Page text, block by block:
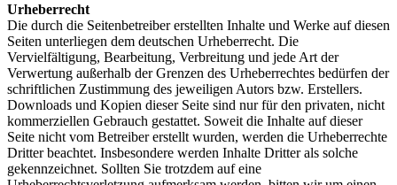
Urheberrecht
Die durch die Seitenbetreiber erstellten Inhalte und Werke auf diesen
Seiten unterliegen dem deutschen Urheberrecht. Die
Vervielfältigung, Bearbeitung, Verbreitung und jede Art der
Verwertung außerhalb der Grenzen des Urheberrechtes bedürfen der
schriftlichen Zustimmung des jeweiligen Autors bzw. Erstellers.
Downloads und Kopien dieser Seite sind nur für den privaten, nicht
kommerziellen Gebrauch gestattet. Soweit die Inhalte auf dieser
Seite nicht vom Betreiber erstellt wurden, werden die Urheberrechte
Dritter beachtet. Insbesondere werden Inhalte Dritter als solche
gekennzeichnet. Sollten Sie trotzdem auf eine